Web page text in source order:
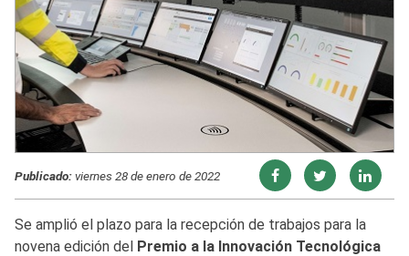
Publicado:viernes 28 de enero de 2022
Se amplió el plazo para la recepción de trabajos para la
novena edición del Premio a la Innovación Tecnológica